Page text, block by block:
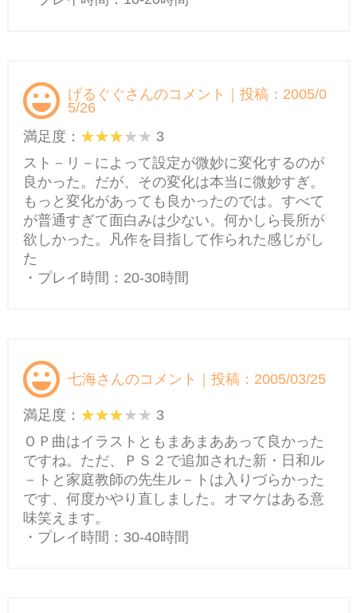
げるぐぐさんのコメント｜投稿：2005/0
5/26
満足度：
3
スト－リ－によって設定が微妙に変化するのが
良かった。だが、その変化は本当に微妙すぎ。
もっと変化があっても良かったのでは。すべて
が普通すぎて面白みは少ない。何かしら長所が
欲しかった。凡作を目指して作られた感じがし
た
・プレイ時間：20-30時間
七海さんのコメント｜投稿：2005/03/25
満足度：
3
ＯＰ曲はイラストともまあまああって良かった
ですね。ただ、ＰＳ２で追加された新・日和ル
－トと家庭教師の先生ル－トは入りづらかった
です、何度かやり直しました。オマケはある意
味笑えます。
・プレイ時間：30-40時間